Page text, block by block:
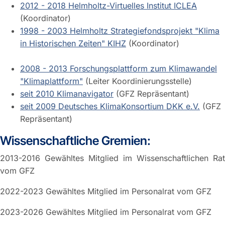
2012 - 2018 Helmholtz-Virtuelles Institut ICLEA
(Koordinator)
1998 - 2003 Helmholtz Strategiefondsprojekt "Klima
in Historischen Zeiten" KIHZ (Koordinator)
2008 - 2013 Forschungsplattform zum Klimawandel
"Klimaplattform" (Leiter Koordinierungsstelle)
seit 2010 Klimanavigator (GFZ Repräsentant)
seit 2009 Deutsches KlimaKonsortium DKK e.V. (GFZ
Repräsentant)
Wissenschaftliche Gremien:
2013-2016 Gewähltes Mitglied im Wissenschaftlichen Rat
vom GFZ
2022-2023 Gewähltes Mitglied im Personalrat vom GFZ
2023-2026 Gewähltes Mitglied im Personalrat vom GFZ